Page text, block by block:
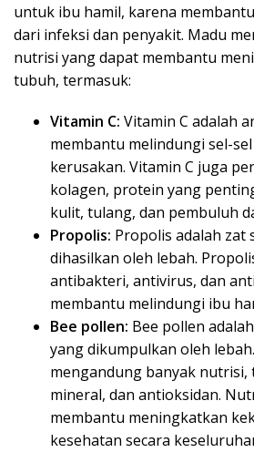
untuk ibu hamil, karena
dari infeksi dan penyakit. Madu
nutrisi yang dapat membantu
tubuh, termasuk:
Vitamin C: Vitamin C adalah
membantu melindungi sel-
kerusakan. Vitamin C juga
kolagen, protein yang
kulit, tulang, dan pembuluh
Propolis: Propolis adalah zat
dihasilkan oleh lebah.
antibakteri, antivirus, dan
membantu melindungi ibu
Bee pollen: Bee pollen
yang dikumpulkan oleh
mengandung banyak nutrisi,
mineral, dan antioksidan.
membantu meningkatkan
kesehatan secara